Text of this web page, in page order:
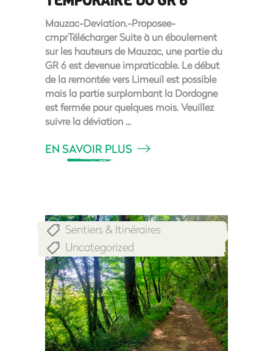
Mauzac-Deviation.-Proposee-
cmprTélécharger Suite à un éboulement
sur les hauteurs de Mauzac, une partie du
GR 6 est devenue impraticable. Le début
de la remontée vers Limeuil est possible
mais la partie surplombant la Dordogne
est fermée pour quelques mois. Veuillez
suivre la déviation
EN SAVOIR PLUS
Sentiers & Itinéraires
Uncategorized